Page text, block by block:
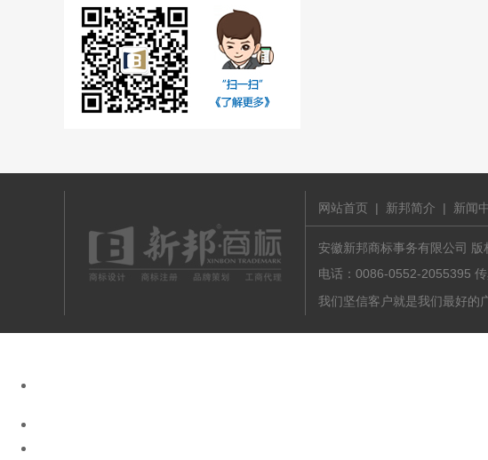
网站首页 | 新邦简介 | 新闻
安徽新邦商标事务有限公司
电话：0086-0552-2055395
我们坚信客户就是我们最好的